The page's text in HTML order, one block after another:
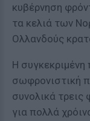
κυβέρνηση
τα κελιά των
Ολλανδούς
Η συγκεκριμένη
σωφρονιστική
συνολικά
για πολλά